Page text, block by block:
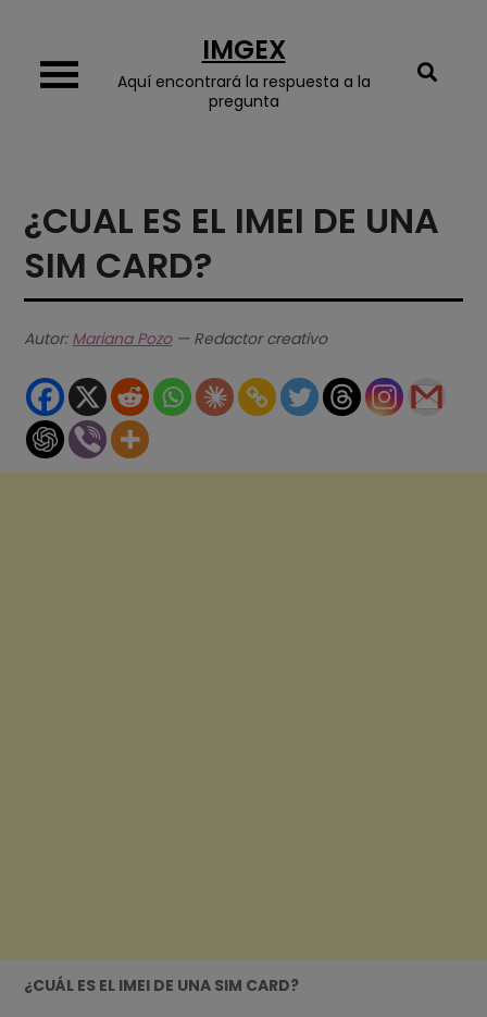
content
IMGEX
Aquí encontrará la respuesta a la
pregunta
¿CUAL ES EL IMEI DE UNA
SIM CARD?
Autor: Mariana Pozo— Redactor creativo
¿CUÁL ES EL IMEI DE UNA SIM CARD?